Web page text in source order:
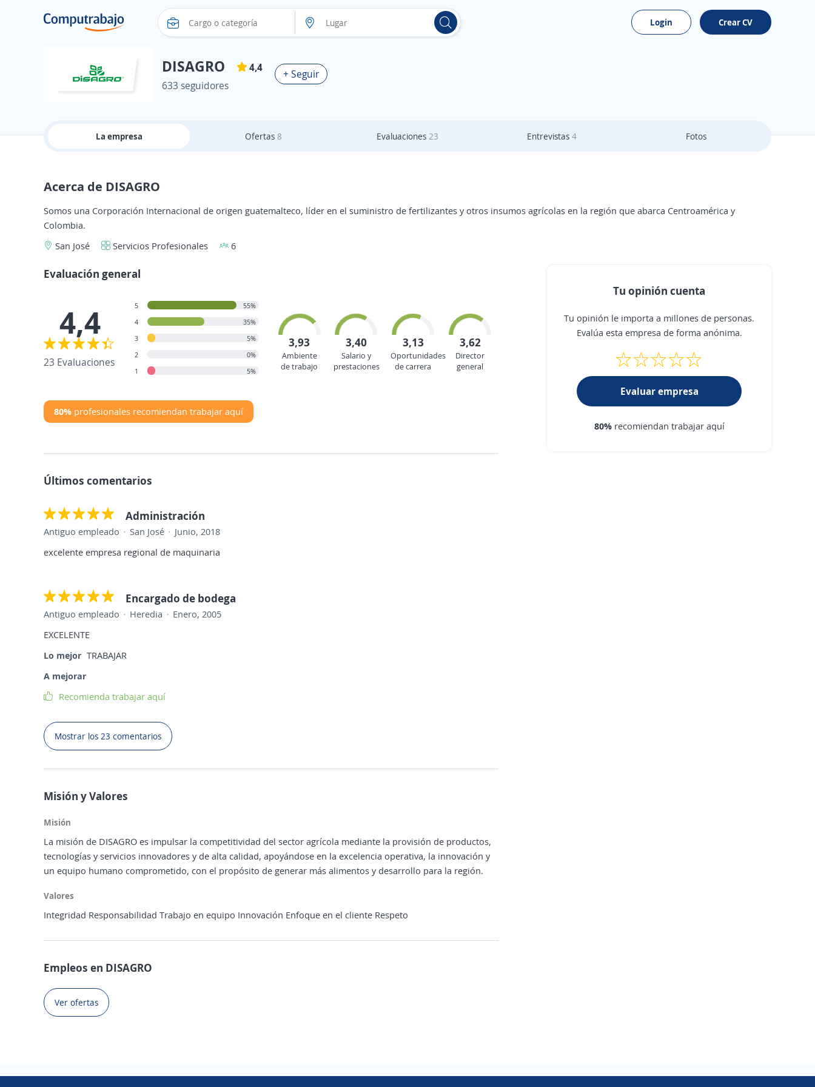
Login Crear CV
DISAGRO
4,4
633 seguidores
+ Seguir
La empresa Ofertas 8 Evaluaciones 23 Entrevistas 4 Fotos
Acerca de DISAGRO
Somos una Corporación Internacional de origen guatemalteco, líder en el suministro de fertilizantes y otros insumos agrícolas en la región que abarca Centroamérica y
Colombia.
San José
Servicios Profesionales 6
Evaluación general
4,4
23 Evaluaciones
5
55%
4
35%
3
5%
2
0%
1
5%
3,93
Ambiente
de trabajo
3,40
Salario y
prestaciones
3,13
Oportunidades
de carrera
3,62
Director
general
80% profesionales recomiendan trabajar aquí
Últimos comentarios
Administración
Antiguo empleado San José
Junio, 2018
excelente empresa regional de maquinaria
Encargado de bodega
Antiguo empleado Heredia
Enero, 2005
EXCELENTE
Lo mejor TRABAJAR
A mejorar
Recomienda trabajar aquí
Mostrar los 23 comentarios
Misión y Valores
Misión
La misión de DISAGRO es impulsar la competitividad del sector agrícola mediante la provisión de productos,
tecnologías y servicios innovadores y de alta calidad, apoyándose en la excelencia operativa, la innovación y
un equipo humano comprometido, con el propósito de generar más alimentos y desarrollo para la región.
Valores
Integridad Responsabilidad Trabajo en equipo Innovación Enfoque en el cliente Respeto
Empleos en DISAGRO
Ver ofertas
Tu opinión cuenta
Tu opinión le importa a millones de personas.
Evalúa esta empresa de forma anónima.
Evaluar empresa
80%recomiendan trabajar aquí